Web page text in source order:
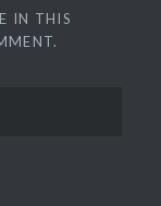
IN THIS